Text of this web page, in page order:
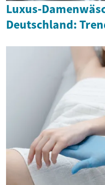
Deutschland: